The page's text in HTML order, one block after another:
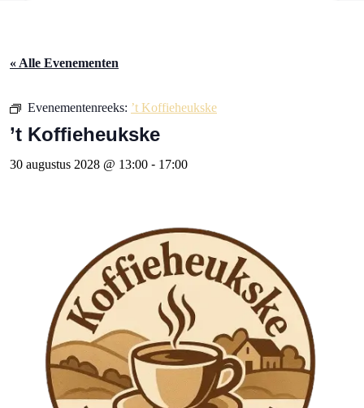
« Alle Evenementen
Evenementenreeks: ’t Koffieheukske
’t Koffieheukske
30 augustus 2028 @ 13:00 - 17:00